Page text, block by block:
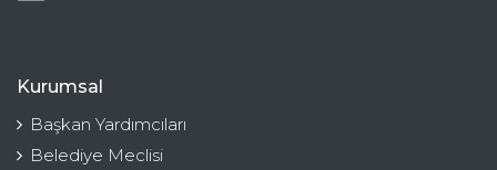
Kurumsal
Başkan Yardımcıları
Belediye Meclisi